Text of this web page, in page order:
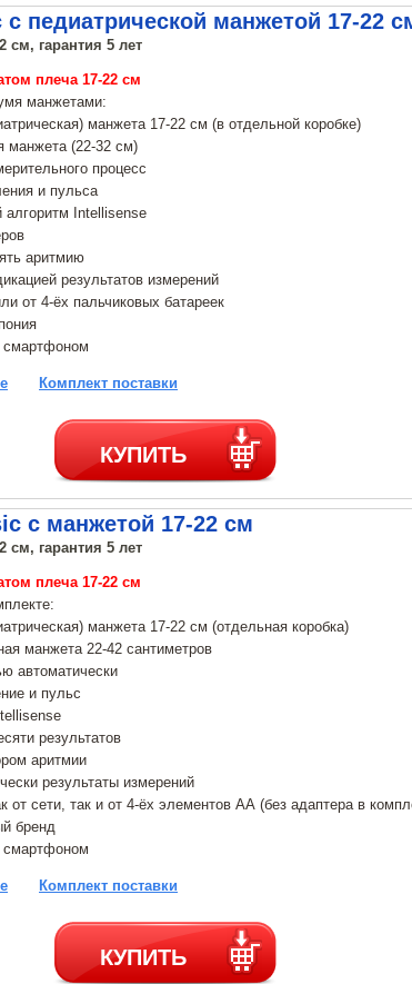
педиатрической манжетой 17-22
см, гарантия 5 лет
плеча 17-22 см
манжетами:
манжета 17-22 см (в отдельной коробке)
манжета (22-32 см)
процесс
и пульса
алгоритм Intellisense
аритмию
результатов измерений
от 4-ёх пальчиковых батареек
смартфоном
Комплект поставки
КУПИТЬ
с манжетой 17-22 см
см, гарантия 5 лет
плеча 17-22 см
манжета 17-22 см (отдельная коробка)
манжета 22-42 сантиметров
автоматически
и пульс
результатов
аритмии
результаты измерений
от сети, так и от 4-ёх элементов АА (без адаптера в
бренд
смартфоном
Комплект поставки
КУПИТЬ